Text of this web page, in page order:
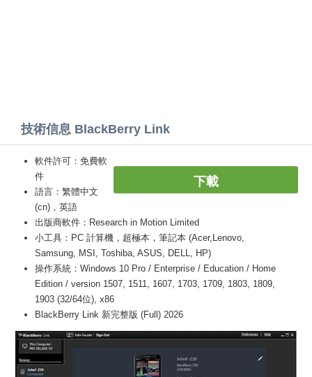
技術信息 BlackBerry Link
下載
軟件許可：免費軟
件
語言：繁體中文
(cn)，英語
出版商軟件：Research in Motion Limited
小工具：PC 計算機，超極本，筆記本 (Acer,Lenovo,
Samsung, MSI, Toshiba, ASUS, DELL, HP)
操作系統：Windows 10 Pro / Enterprise / Education / Home
Edition / version 1507, 1511, 1607, 1703, 1709, 1803, 1809,
1903 (32/64位), x86
BlackBerry Link 新完整版 (Full) 2026